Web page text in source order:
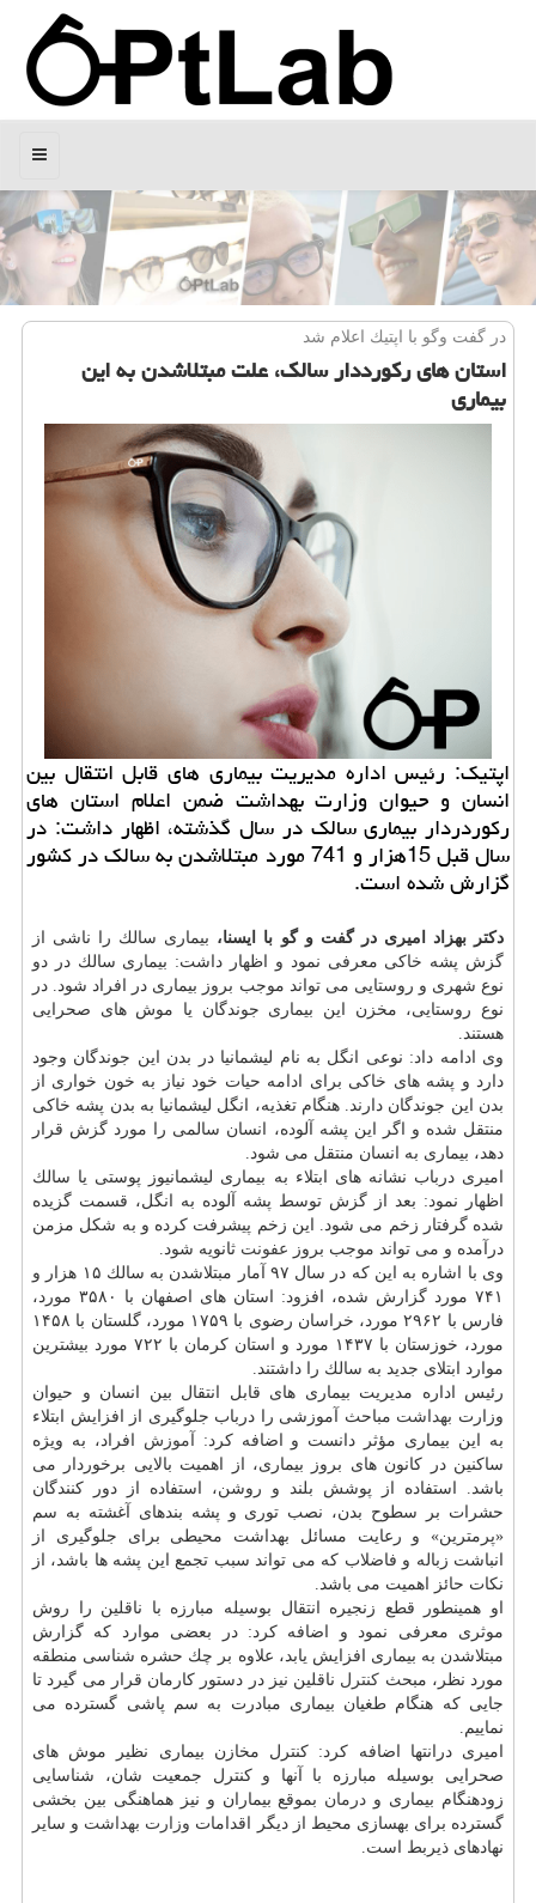
منو
در گفت وگو با اپتیك اعلام شد
استان های ركورددار سالك، علت مبتلاشدن به این
بیماری
اپتیك: رئیس اداره مدیریت بیماری های قابل انتقال بین
انسان و حیوان وزارت بهداشت ضمن اعلام استان های
ركوردردار بیماری سالك در سال گذشته، اظهار داشت: در
سال قبل 15هزار و 741 مورد مبتلاشدن به سالك در كشور
گزارش شده است.
دكتر بهزاد امیری در گفت و گو با ایسنا، بیماری سالك را ناشی از
گزش پشه خاكی معرفی نمود و اظهار داشت: بیماری سالك در دو
نوع شهری و روستایی می تواند موجب بروز بیماری در افراد شود. در
نوع روستایی، مخزن این بیماری جوندگان یا موش های صحرایی
هستند.
وی ادامه داد: نوعی انگل به نام لیشمانیا در بدن این جوندگان وجود
دارد و پشه های خاكی برای ادامه حیات خود نیاز به خون خواری از
بدن این جوندگان دارند. هنگام تغذیه، انگل لیشمانیا به بدن پشه خاكی
منتقل شده و اگر این پشه آلوده، انسان سالمی را مورد گزش قرار
دهد، بیماری به انسان منتقل می شود.
امیری درباب نشانه های ابتلاء به بیماری لیشمانیوز پوستی یا سالك
اظهار نمود: بعد از گزش توسط پشه آلوده به انگل، قسمت گزیده
شده گرفتار زخم می شود. این زخم پیشرفت كرده و به شكل مزمن
درآمده و می تواند موجب بروز عفونت ثانویه شود.
وی با اشاره به این كه در سال ۹۷ آمار مبتلاشدن به سالك ۱۵ هزار و
۷۴۱ مورد گزارش شده، افزود: استان های اصفهان با ۳۵۸۰ مورد،
فارس با ۲۹۶۲ مورد، خراسان رضوی با ۱۷۵۹ مورد، گلستان با ۱۴۵۸
مورد، خوزستان با ۱۴۳۷ مورد و استان كرمان با ۷۲۲ مورد بیشترین
موارد ابتلای جدید به سالك را داشتند.
رئیس اداره مدیریت بیماری های قابل انتقال بین انسان و حیوان
وزارت بهداشت مباحث آموزشی را درباب جلوگیری از افزایش ابتلاء
به این بیماری مؤثر دانست و اضافه كرد:
آموزش افراد، به ویژه
ساكنین در كانون های بروز بیماری، از اهمیت بالایی برخوردار می
باشد. استفاده از پوشش بلند و روشن، استفاده از دور كنندگان
حشرات بر سطوح بدن، نصب توری و پشه بندهای آغشته به سم
«پرمترین» و رعایت مسائل بهداشت محیطی برای جلوگیری از
انباشت زباله و فاضلاب كه می تواند سبب تجمع این پشه ها باشد، از
نكات حائز اهمیت می باشد.
او همینطور قطع زنجیره انتقال بوسیله مبارزه با ناقلین را روش
موثری معرفی نمود و اضافه كرد: در بعضی موارد كه گزارش
مبتلاشدن به بیماری افزایش یابد، علاوه بر چك حشره شناسی منطقه
مورد نظر، مبحث كنترل ناقلین نیز در دستور كارمان قرار می گیرد تا
جایی كه هنگام طغیان بیماری مبادرت به سم پاشی گسترده می
نماییم.
امیری درانتها اضافه كرد: كنترل مخازن بیماری نظیر موش های
صحرایی بوسیله مبارزه با آنها و كنترل جمعیت شان، شناسایی
زودهنگام بیماری و درمان بموقع بیماران و نیز هماهنگی بین بخشی
گسترده برای بهسازی محیط از دیگر اقدامات وزارت بهداشت و سایر
نهادهای ذیربط است.